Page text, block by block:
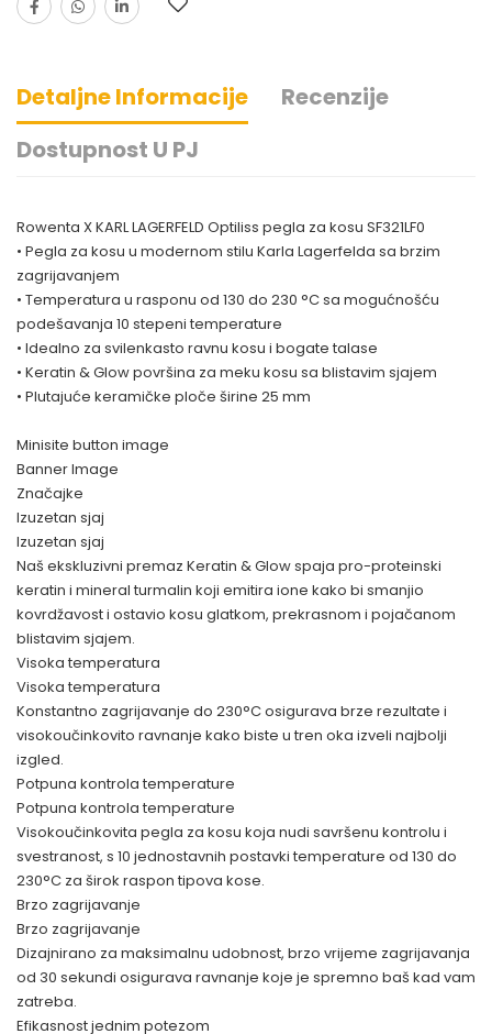
Detaljne Informacije
Recenzije
Dostupnost U PJ
Rowenta X KARL LAGERFELD Optiliss pegla za kosu SF321LF0
• Pegla za kosu u modernom stilu Karla Lagerfelda sa brzim
zagrijavanjem
• Temperatura u rasponu od 130 do 230 °C sa mogućnošću
podešavanja 10 stepeni temperature
• Idealno za svilenkasto ravnu kosu i bogate talase
• Keratin & Glow površina za meku kosu sa blistavim sjajem
• Plutajuće keramičke ploče širine 25 mm
Minisite button image
Banner Image
Značajke
Izuzetan sjaj
Izuzetan sjaj
Naš ekskluzivni premaz Keratin & Glow spaja pro-proteinski
keratin i mineral turmalin koji emitira ione kako bi smanjio
kovrdžavost i ostavio kosu glatkom, prekrasnom i pojačanom
blistavim sjajem.
Visoka temperatura
Visoka temperatura
Konstantno zagrijavanje do 230°C osigurava brze rezultate i
visokoučinkovito ravnanje kako biste u tren oka izveli najbolji
izgled.
Potpuna kontrola temperature
Potpuna kontrola temperature
Visokoučinkovita pegla za kosu koja nudi savršenu kontrolu i
svestranost, s 10 jednostavnih postavki temperature od 130 do
230°C za širok raspon tipova kose.
Brzo zagrijavanje
Brzo zagrijavanje
Dizajnirano za maksimalnu udobnost, brzo vrijeme zagrijavanja
od 30 sekundi osigurava ravnanje koje je spremno baš kad vam
zatreba.
Efikasnost jednim potezom